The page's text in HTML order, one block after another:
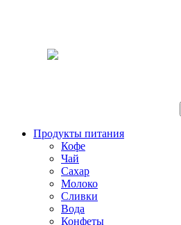
Продукты питания
Кофе
Чай
Сахар
Молоко
Сливки
Вода
Конфеты